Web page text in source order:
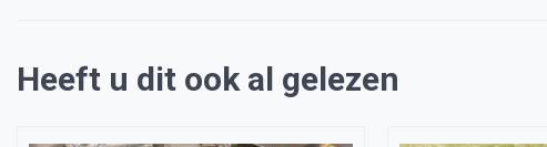
Heeft u dit ook al gelezen